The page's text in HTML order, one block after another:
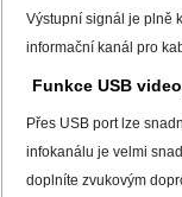
Výstupní signál je plně
informační kanál pro
Funkce USB
Přes USB port lze
infokanálu je velmi
doplníte zvukovým